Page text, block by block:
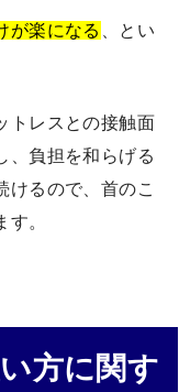
が楽になる
、とい
トレスとの接触面
、負担を和らげる
けるので、首のこ
。
方に関す